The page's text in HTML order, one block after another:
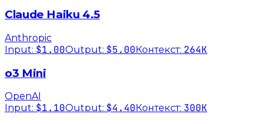
Claude Haiku 4.5
Anthropic
Input: $1.00Output: $5.00Контекст: 264K
o3 Mini
OpenAI
Input: $1.10Output: $4.40 Контекст: 300K